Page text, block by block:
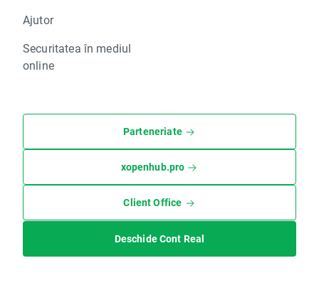
Ajutor
Securitatea în mediul
online
Parteneriate
xopenhub.pro
Client Office
Deschide Cont Real